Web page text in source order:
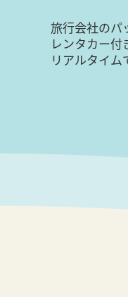
旅行会社のパ
レンタカー付
リアルタイム